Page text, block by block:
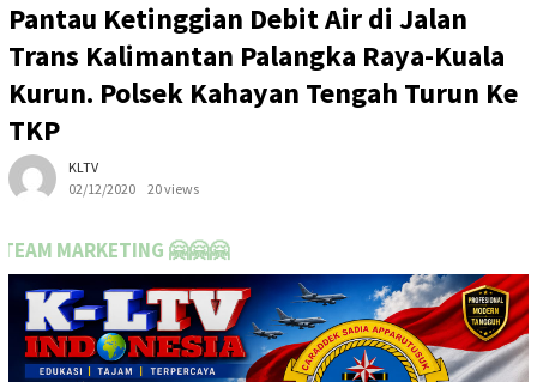
Pantau Ketinggian Debit Air di Jalan
Trans Kalimantan Palangka Raya-Kuala
Kurun. Polsek Kahayan Tengah Turun Ke
TKP
KLTV
02/12/2020
20 views